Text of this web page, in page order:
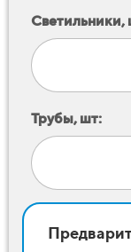
Светильники,
Трубы, шт: